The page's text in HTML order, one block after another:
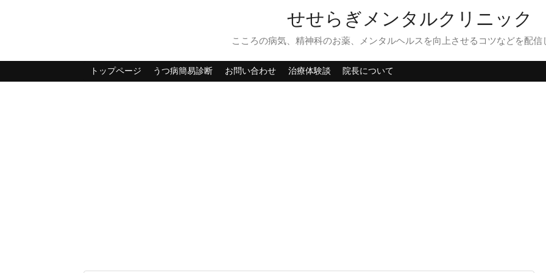
せせらぎメンタルクリニック
こころの病気、精神科のお薬、メンタルヘルスを向上させるコツなどを配信
トップページ うつ病簡易診断 お問い合わせ 治療体験談 院長について